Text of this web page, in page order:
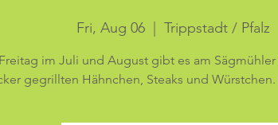
Fri, Aug 06
  |
Trippstadt / Pfalz
im Juli und August gibt es am
gegrillten Hähnchen, Steaks und Würstchen.